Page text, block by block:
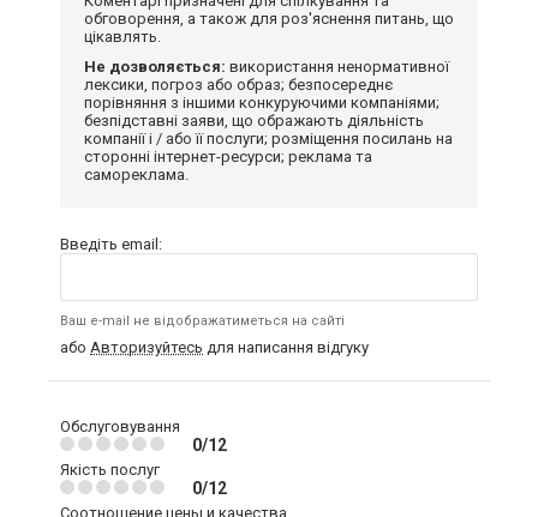
обговорення, а також для роз'яснення питань, що
цікавлять.
Не дозволяється: використання ненормативної
лексики, погроз або образ; безпосереднє
порівняння з іншими конкуруючими компаніями;
безпідставні заяви, що ображають діяльність
компанії і / або її послуги; розміщення посилань на
сторонні інтернет-ресурси; реклама та
самореклама.
Введіть email:
Ваш e-mail не відображатиметься на сайті
або Авторизуйтесь для написання відгуку
Обслуговування
0/12
Якість послуг
0/12
Соотношение цены и качества